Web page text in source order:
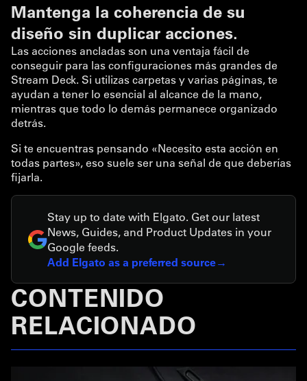
Mantenga la coherencia de su
diseño sin duplicar acciones.
Las acciones ancladas son una ventaja fácil de
conseguir para las configuraciones más grandes de
Stream Deck. Si utilizas carpetas y varias páginas, te
ayudan a tener lo esencial al alcance de la mano,
mientras que todo lo demás permanece organizado
detrás.
Si te encuentras pensando «Necesito esta acción en
todas partes», eso suele ser una señal de que deberías
fijarla.
Stay up to date with Elgato. Get our latest
News, Guides, and Product Updates in your
Google feeds.
Add Elgato as a preferred source
CONTENIDO
RELACIONADO